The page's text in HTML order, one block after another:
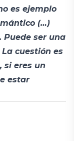
es ejemplo
(…)
Puede ser una
cuestión es
si eres un
estar